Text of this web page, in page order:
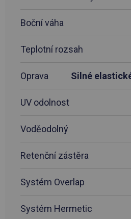
Boční váha
Teplotní rozsah
Oprava Silné
UV odolnost
Voděodolný
Retenční zástěra
Systém Overlap
Systém Hermetic